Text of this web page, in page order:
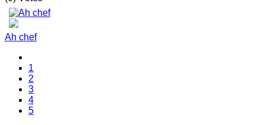
Ah chef
1
2
3
4
5